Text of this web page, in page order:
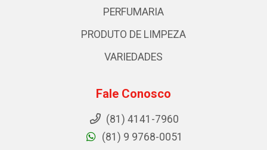
PERFUMARIA
PRODUTO DE LIMPEZA
VARIEDADES
Fale Conosco
(81) 4141-7960
(81) 9 9768-0051